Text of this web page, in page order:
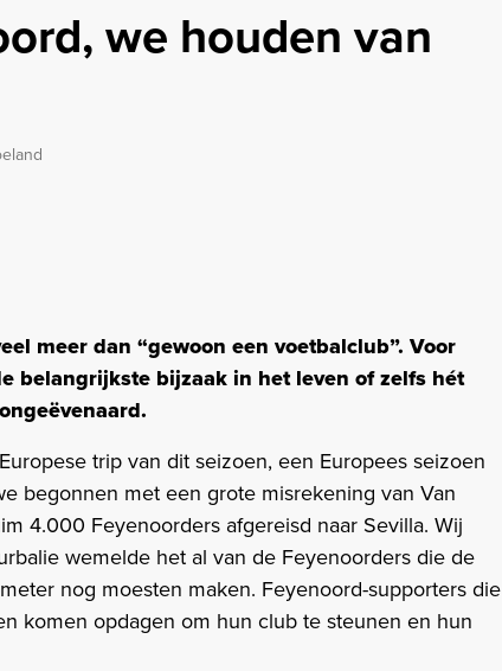
we houden van
meer dan “gewoon een voetbalclub”. Voor
belangrijkste bijzaak in het leven of zelfs hét
trip van dit seizoen, een Europees seizoen
begonnen met een grote misrekening van Van
4.000 Feyenoorders afgereisd naar Sevilla. Wij
wemelde het al van de Feyenoorders die de
nog moesten maken. Feyenoord-supporters die
komen opdagen om hun club te steunen en hun